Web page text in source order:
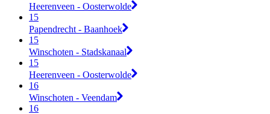
Heerenveen - Oosterwolde
15
Papendrecht - Baanhoek
15
Winschoten - Stadskanaal
15
Heerenveen - Oosterwolde
16
Winschoten - Veendam
16